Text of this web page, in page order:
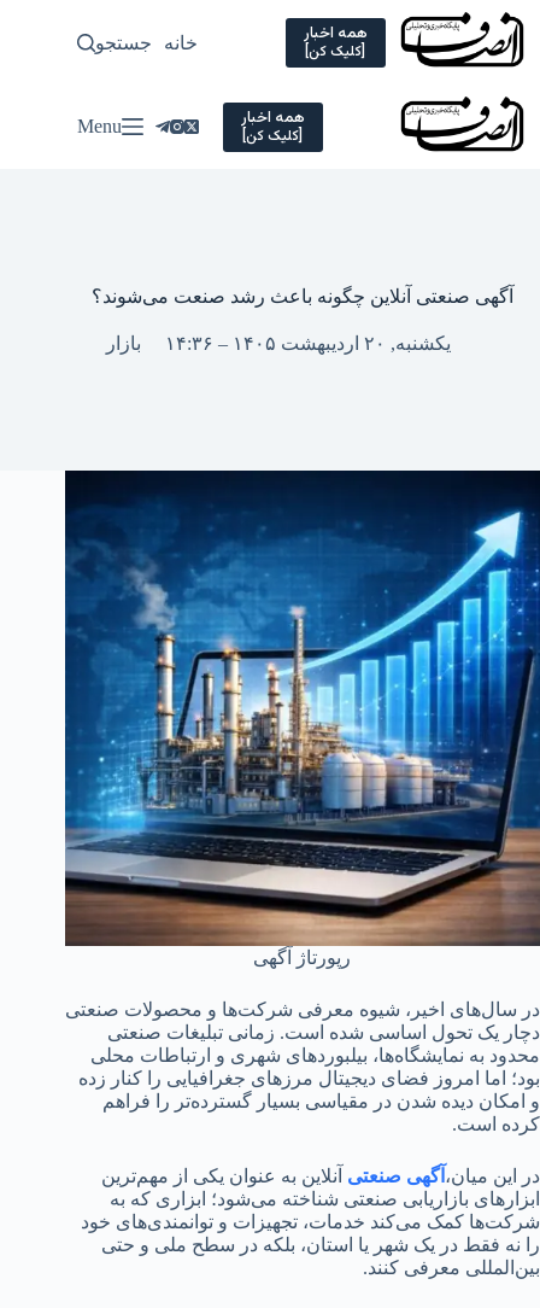
Skip
content
همه اخبار
[کلیک کن] خانه سیاسی
جستجو
همه اخبار
[کلیک کن] Menu
آگهی صنعتی آنلاین چگونه باعث رشد صنعت می‌شوند؟
یکشنبه, ۲۰ اردیبهشت ۱۴۰۵ – ۱۴:۳۶ بازار
رپورتاژ آگهی
در سال‌های اخیر، شیوه معرفی شرکت‌ها و محصولات صنعتی
دچار یک تحول اساسی شده است. زمانی تبلیغات صنعتی
محدود به نمایشگاه‌ها، بیلبوردهای شهری و ارتباطات محلی
بود؛ اما امروز فضای دیجیتال مرزهای جغرافیایی را کنار زده
و امکان دیده شدن در مقیاسی بسیار گسترده‌تر را فراهم
کرده است.
در این میان، آگهی صنعتی آنلاین به عنوان یکی از مهم‌ترین
ابزارهای بازاریابی صنعتی شناخته می‌شود؛ ابزاری که به
شرکت‌ها کمک می‌کند خدمات، تجهیزات و توانمندی‌های خود
را نه فقط در یک شهر یا استان، بلکه در سطح ملی و حتی
بین‌المللی معرفی کنند.